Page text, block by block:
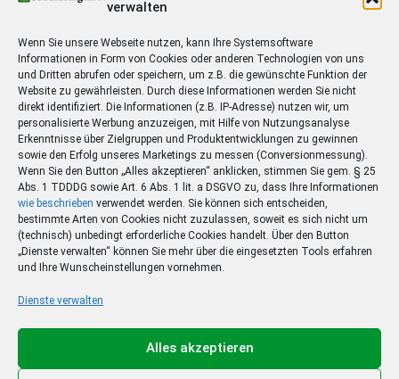
verwalten
Wenn Sie unsere Webseite nutzen, kann Ihre Systemsoftware
Informationen in Form von Cookies oder anderen Technologien von uns
und Dritten abrufen oder speichern, um z.B. die gewünschte Funktion der
Website zu gewährleisten. Durch diese Informationen werden Sie nicht
direkt identifiziert. Die Informationen (z.B. IP-Adresse) nutzen wir, um
personalisierte Werbung anzuzeigen, mit Hilfe von Nutzungsanalyse
Erkenntnisse über Zielgruppen und Produktentwicklungen zu gewinnen
sowie den Erfolg unseres Marketings zu messen (Conversionmessung).
Wenn Sie den Button „Alles akzeptieren“ anklicken, stimmen Sie gem. § 25
Abs. 1 TDDDG sowie Art. 6 Abs. 1 lit. a DSGVO zu, dass Ihre Informationen
wie beschrieben verwendet werden. Sie können sich entscheiden,
bestimmte Arten von Cookies nicht zuzulassen, soweit es sich nicht um
(technisch) unbedingt erforderliche Cookies handelt. Über den Button
„Dienste verwalten“ können Sie mehr über die eingesetzten Tools erfahren
und Ihre Wunscheinstellungen vornehmen.
Dienste verwalten
Alles akzeptieren
Sie sparen 120,- € im Vergleich zum Normalpreis.
* Gerät Ihrer Wahl mit 1,- € Zuzahlung
Details
Wenn Sie den Bezug nach der Mindestlaufzeit nicht
beenden, lesen Sie nach 24 Monaten zum Preis von
8,90 €/Monatzusätzlich zur gedruckten Zeitung
weiter.
FürNeukunden